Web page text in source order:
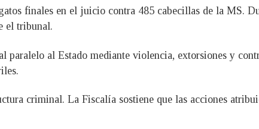
finales en el juicio contra 485 cabecillas de la MS.
el tribunal.
al Estado mediante violencia, extorsiones y
criminal. La Fiscalía sostiene que las acciones